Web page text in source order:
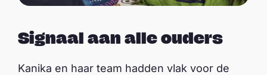
Signaal aan alle ouders
Kanika en haar team hadden vlak voor de